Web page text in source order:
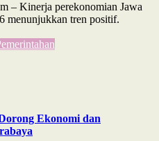
– Kinerja perekonomian Jawa
menunjukkan tren positif.
Ekonomi dan